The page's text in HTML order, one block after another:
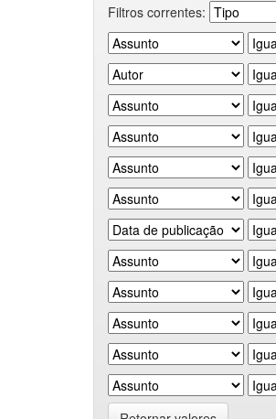
Filtros correntes: